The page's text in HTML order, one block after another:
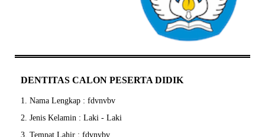
DENTITAS CALON PESERTA DIDIK
1. Nama Lengkap : fdvnvbv
2. Jenis Kelamin : Laki - Laki
3. Tempat Lahir : fdvnvbv